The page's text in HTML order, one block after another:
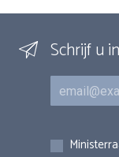
Schrijf u
E-mail
Inschrijvingen